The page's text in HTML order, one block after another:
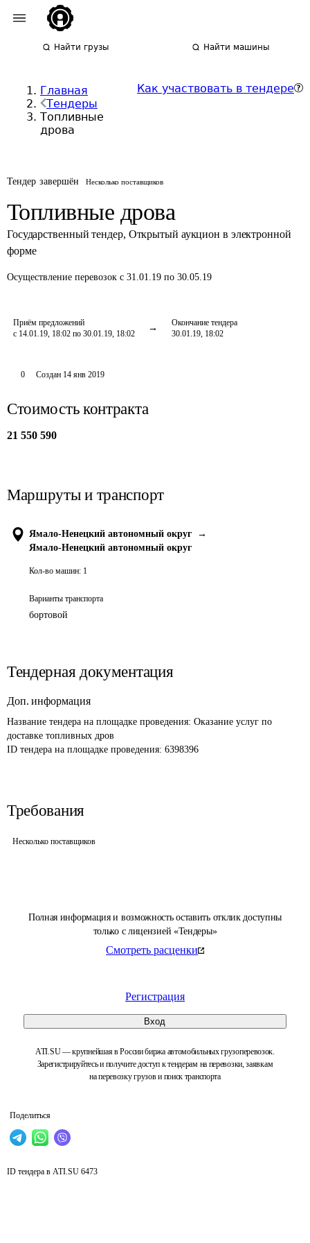
Найти грузы Найти машины
Главная
Тендеры
Топливные
дрова
Как участвовать в тендере
Тендер завершён Несколько поставщиков
Топливные дрова
Государственный тендер, Открытый аукцион в электронной
форме
Осуществление перевозок с 31.01.19 по 30.05.19
Приём предложений
с 14.01.19, 18:02 по 30.01.19, 18:02
Окончание тендера
30.01.19, 18:02
Полная информация и возможность оставить отклик доступны
только с лицензией «Тендеры»
Смотреть расценки
Регистрация
Вход
ATI.SU — крупнейшая в России биржа автомобильных грузоперевозок.
Зарегистрируйтесь и получите доступ к тендерам на перевозки, заявкам
на перевозку грузов и поиск транспорта
Поделиться
0 Создан 14 янв 2019
Стоимость контракта
21 550 590
Маршруты и транспорт
Ямало-Ненецкий автономный округ
→
Ямало-Ненецкий автономный округ
Кол-во машин: 1
Варианты транспорта
бортовой
Тендерная документация
Доп. информация
Название тендера на площадке проведения: Оказание услуг по
доставке топливных дров
ID тендера на площадке проведения: 6398396
Требования
Несколько поставщиков
ID тендера в ATI.SU 6473